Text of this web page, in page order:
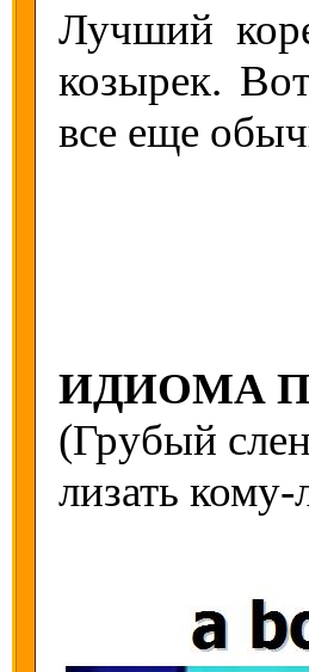
Лучший
козырек.
все еще
ИДИОМА
(Грубый
лизать